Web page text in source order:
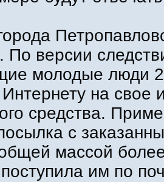
По версии
молодые люди
на свое
средства.
с
массой
им по